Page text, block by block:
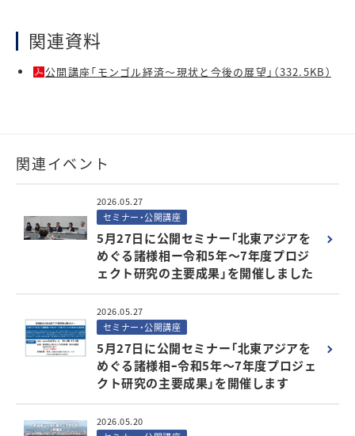
関連資料
公開講座「モンゴル経済～現状と今後の展望」（332.5KB）
関連イベント
2026.05.27
セミナー・公開講座
5月27日に公開セミナー「北東アジアを
めぐる諸様相ー令和5年～7年度プロジ
ェクト研究の主要成果」を開催しました
2026.05.27
セミナー・公開講座
5月27日に公開セミナー「北東アジアを
めぐる諸様相ｰ令和5年～7年度プロジェ
クト研究の主要成果」を開催します
2026.05.20